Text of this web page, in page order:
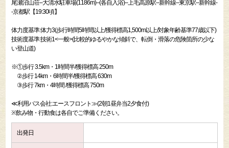
尾瀬沼山荘--大清水駐車場(1186m)--(各自入浴)--上毛高原駅--新幹線--東京駅--新幹線-
-京都駅【19:30頃】
体力度基準:体力3(歩行時間5時間以上/獲得標高1,500m以上/対象年齢基準77歳以下)
技術度基準:技術1<一般>(比較的ゆるやかな傾斜で、転倒・滑落の危険箇所の少な
い登山道)
※①歩行 3.5km・1時間半/獲得標高 250m
②歩行 14km・6時間半/獲得標高 630m
③歩行 7km・4時間 /獲得標高 750m
≪利用バス会社:エースフロント≫(2朝1昼弁当2夕食付)
※飲み物・行動食は各自でご準備ください。
出発日